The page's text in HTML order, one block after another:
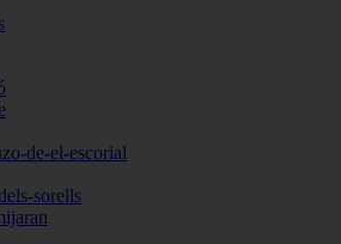
de-el-escorial
sorells